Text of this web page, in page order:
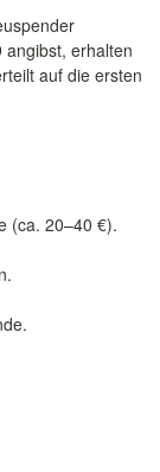
erhalten
auf die ersten
(ca. 20–40 €).